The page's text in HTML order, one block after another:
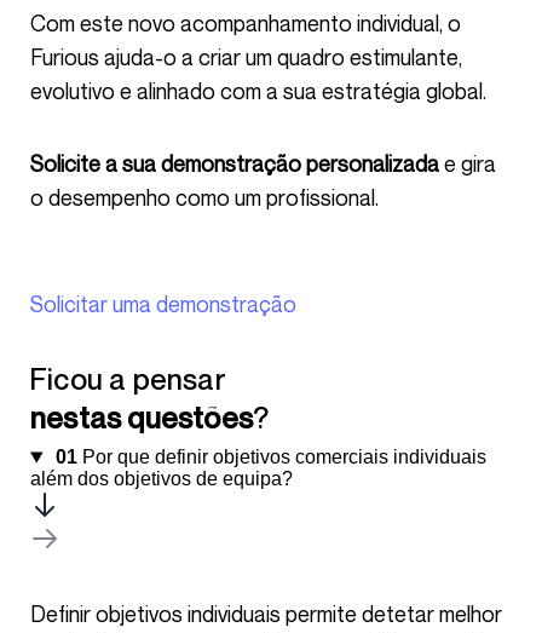
Com este novo acompanhamento individual, o
Furious ajuda-o a criar um quadro estimulante,
evolutivo e alinhado com a sua estratégia global.
Solicite a sua demonstração personalizadae gira
o desempenho como um profissional.
Solicitar uma demonstração
Ficou a pensar
nestas questões?
01Por que definir objetivos comerciais individuais
além dos objetivos de equipa?
Definir objetivos individuais permite detetar melhor